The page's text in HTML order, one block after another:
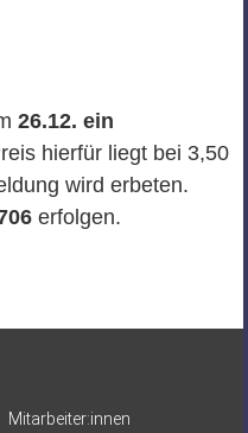
26.12. ein
hierfür liegt bei 3,50
wird erbeten.
erfolgen.
Mitarbeiter:innen